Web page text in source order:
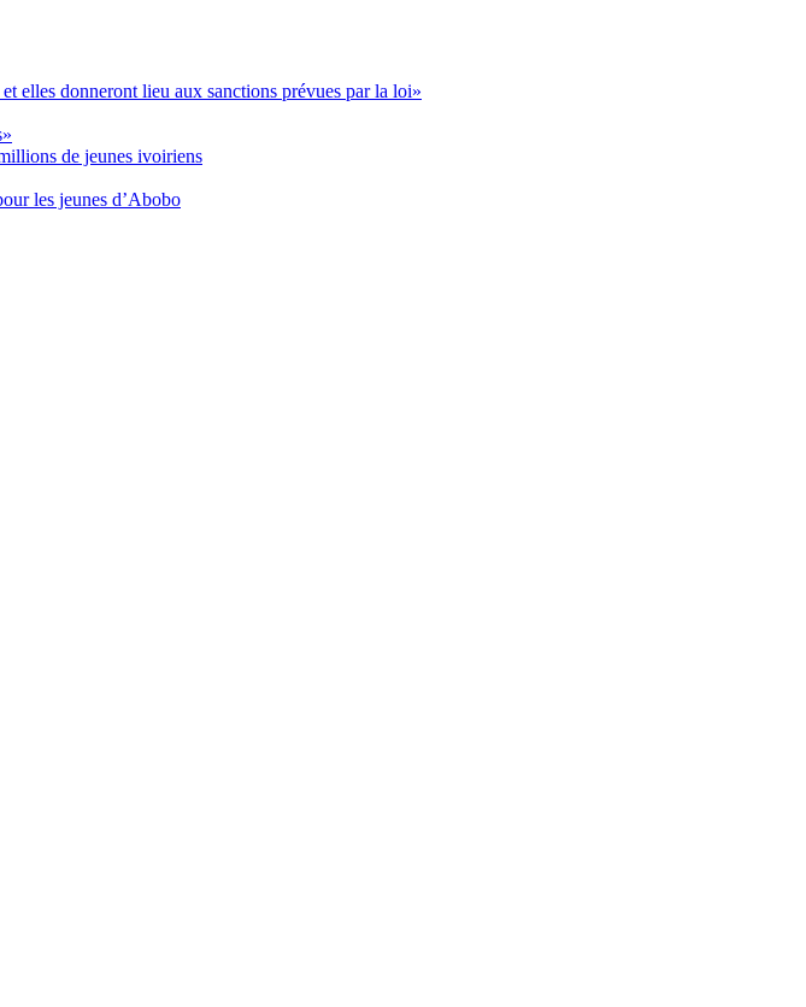
elles donneront lieu aux sanctions prévues par la loi»
de jeunes ivoiriens
les jeunes d’Abobo